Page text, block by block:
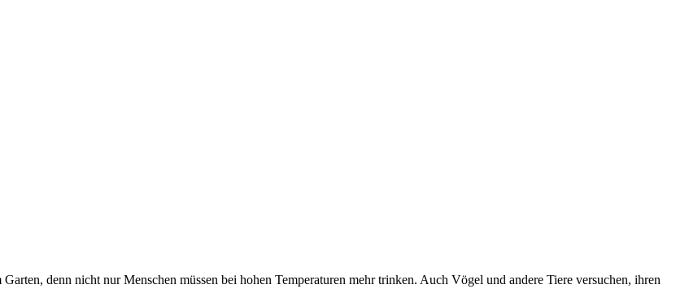
denn nicht nur Menschen müssen bei hohen Temperaturen mehr trinken. Auch Vögel und andere Tiere versuchen, ihren